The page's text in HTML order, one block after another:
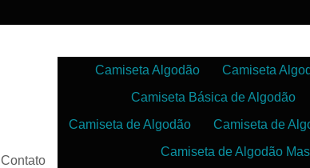
Contato
Camiseta Algodão Camiseta
Camiseta Básica de Algodão
Camiseta de Algodão
Camiseta de
Camiseta de Algodão